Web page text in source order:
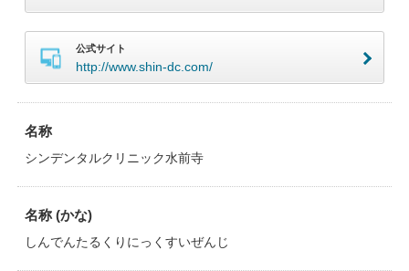
公式サイト
http://www.shin-dc.com/
名称
シンデンタルクリニック水前寺
名称 (かな)
しんでんたるくりにっくすいぜんじ